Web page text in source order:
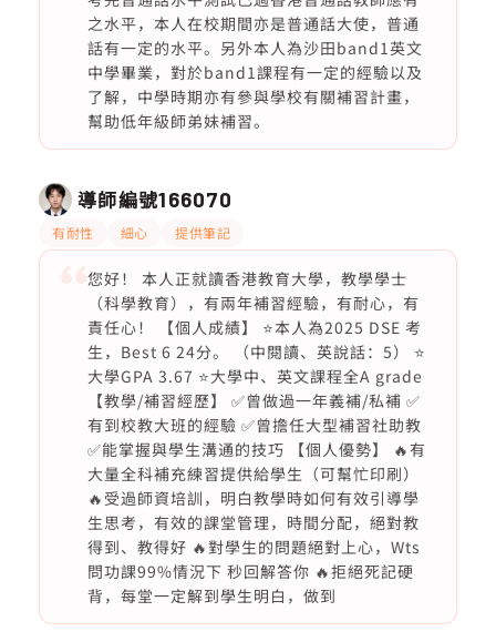
之水平，本人在校期間亦是普通話大使，普通
話有一定的水平。另外本人為沙田band1英文
中學畢業，對於band1課程有一定的經驗以及
了解，中學時期亦有參與學校有關補習計畫，
幫助低年級師弟妹補習。
導師編號166070
有耐性 細心 提供筆記
您好！ 本人正就讀香港教育大學，教學學士
（科學教育），有兩年補習經驗，有耐心，有
責任心！ 【個人成績】 ⭐️本人為2025 DSE 考
生，Best 6 24分。 （中閱讀、英說話：5） ⭐️
大學GPA 3.67 ⭐️大學中、英文課程全A grade
【教學/補習經歷】 ✅曾做過一年義補/私補 ✅
有到校教大班的經驗 ✅曾擔任大型補習社助教
✅能掌握與學生溝通的技巧 【個人優勢】 🔥有
大量全科補充練習提供給學生（可幫忙印刷）
🔥受過師資培訓，明白教學時如何有效引導學
生思考，有效的課堂管理，時間分配，絕對教
得到、教得好 🔥對學生的問題絕對上心，Wts
問功課99%情況下 秒回解答你 🔥拒絕死記硬
背，每堂一定解到學生明白，做到